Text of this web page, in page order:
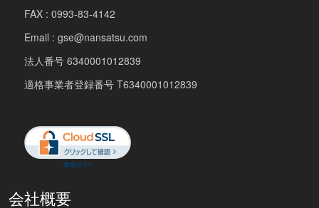
FAX : 0993-83-4142
Email : gse@nansatsu.com
法人番号 6340001012839
適格事業者登録番号 T6340001012839
会社概要